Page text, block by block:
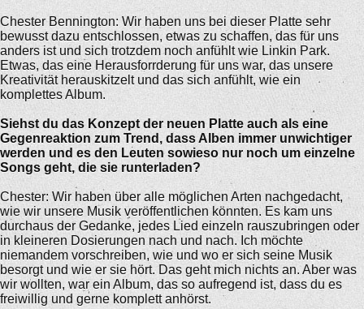
Chester Bennington: Wir haben uns bei dieser Platte sehr
bewusst dazu entschlossen, etwas zu schaffen, das für uns
anders ist und sich trotzdem noch anfühlt wie Linkin Park.
Etwas, das eine Herausforrderung für uns war, das unsere
Kreativität herauskitzelt und das sich anfühlt, wie ein
komplettes Album.
Siehst du das Konzept der neuen Platte auch als eine
Gegenreaktion zum Trend, dass Alben immer unwichtiger
werden und es den Leuten sowieso nur noch um einzelne
Songs geht, die sie runterladen?
Chester: Wir haben über alle möglichen Arten nachgedacht,
wie wir unsere Musik veröffentlichen könnten. Es kam uns
durchaus der Gedanke, jedes Lied einzeln rauszubringen oder
in kleineren Dosierungen nach und nach. Ich möchte
niemandem vorschreiben, wie und wo er sich seine Musik
besorgt und wie er sie hört. Das geht mich nichts an. Aber was
wir wollten, war ein Album, das so aufregend ist, dass du es
freiwillig und gerne komplett anhörst.